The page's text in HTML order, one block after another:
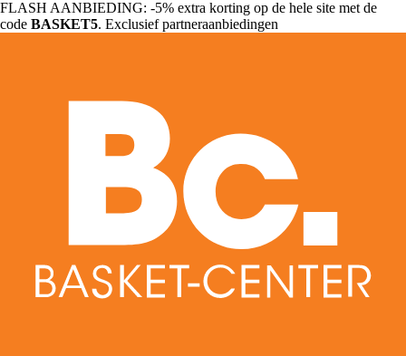
FLASH AANBIEDING: -5% extra korting op de hele site met de
code BASKET5. Exclusief partneraanbiedingen